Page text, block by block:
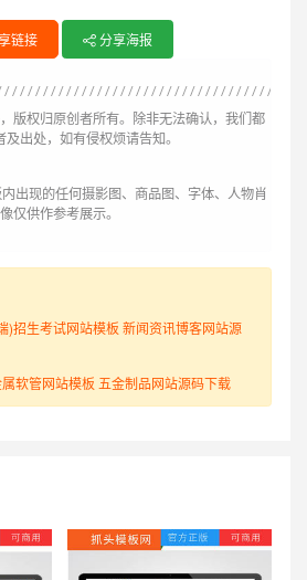
链接 分享海报
版权归原创者所有。除非无法确认，我们都
出处，如有侵权烦请告知。
出现的任何摄影图、商品图、字体、人物肖
像仅供作参考展示。
)招生考试网站模板 新闻资讯博客网站源
软管网站模板 五金制品网站源码下载